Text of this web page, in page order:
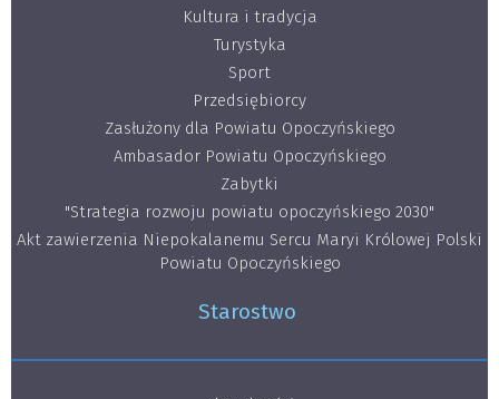
Kultura i tradycja
Turystyka
Sport
Przedsiębiorcy
Zasłużony dla Powiatu Opoczyńskiego
Ambasador Powiatu Opoczyńskiego
Zabytki
"Strategia rozwoju powiatu opoczyńskiego 2030"
Akt zawierzenia Niepokalanemu Sercu Maryi Królowej Polski
Powiatu Opoczyńskiego
Starostwo